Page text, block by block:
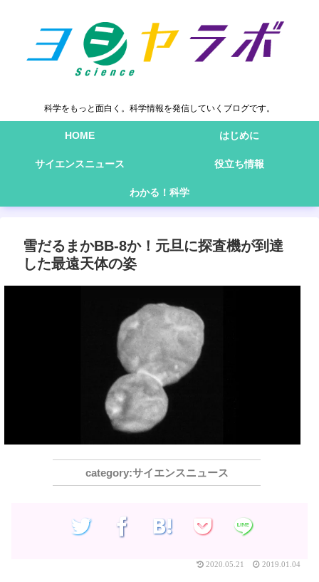
科学をもっと面白く。科学情報を発信していくブログです。
HOME はじめに
サイエンスニュース 役立ち情報
わかる！科学
雪だるまかBB-8か！元旦に探査機が到達
した最遠天体の姿
サイエンスニュース
2020.05.21 2019.01.04